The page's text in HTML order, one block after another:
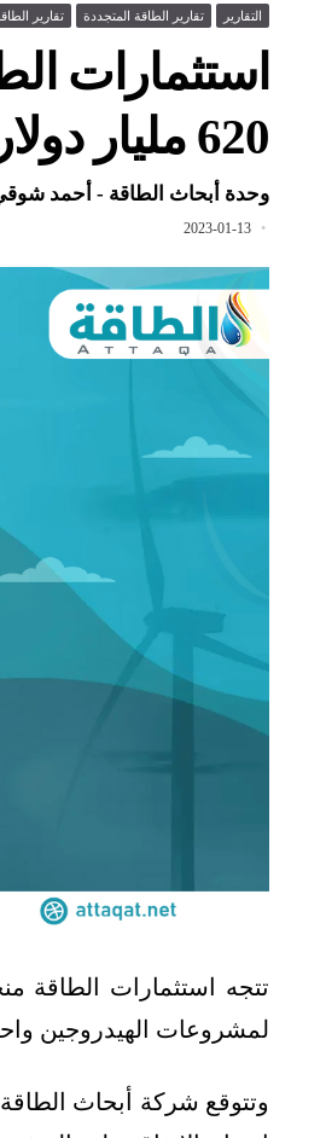
التقارير تقارير الطاقة المتجددة تقارير
استثمارات
620 مليار دولار هذا العام (تقرير)
وحدة أبحاث الطاقة - أحمد
2023-01-13
لمشروعات الهيدروجين
وتتوقع شركة أبحاث الطاقة